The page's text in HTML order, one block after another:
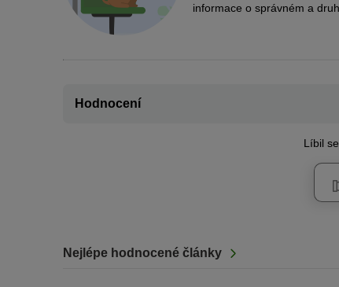
informace o správném a
Hodnocení
Líbil
Nejlépe hodnocené články